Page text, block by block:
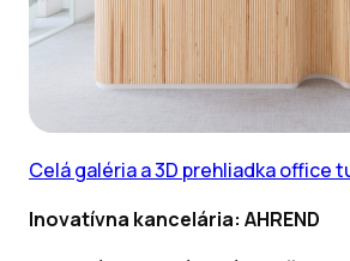
Celá galéria a 3D prehliadka office
Inovatívna kancelária: AHREND